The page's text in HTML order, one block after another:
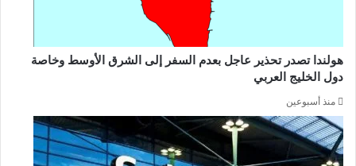
هولندا تصدر تحذير عاجل بعدم السفر إلى الشرق الأوسط وخاصة
دول الخليج العربي
منذ أسبوعين